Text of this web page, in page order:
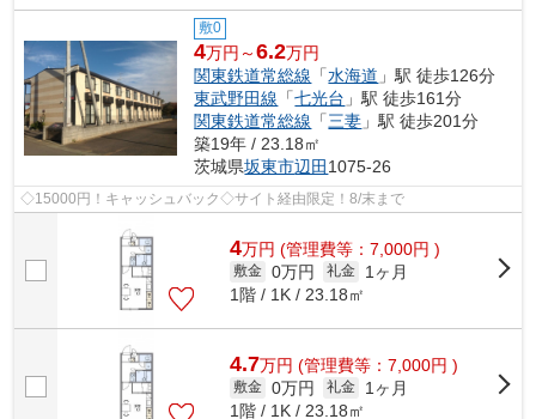
敷0
4万円～6.2万円
関東鉄道常総線 「水海道 」駅 徒歩126分
東武野田線 「七光台 」駅 徒歩161分
関東鉄道常総線 「三妻 」駅 徒歩201分
築19年 / 23.18㎡
茨城県坂東市辺田 1075-26
◇15000円！キャッシュバック◇サイト経由限定！8/末まで
4万円 (管理費等：7,000円 )
敷金 0万円 礼金
1ヶ月
1階 / 1K / 23.18㎡
4.7万円 (管理費等：7,000円 )
敷金 0万円 礼金
1ヶ月
1階 / 1K / 23.18㎡